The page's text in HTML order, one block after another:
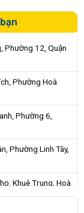
Phường 12, Quận
Phường Hoà
Phường 6,
Phường Linh Tây,
Khuê Trung, Hoà